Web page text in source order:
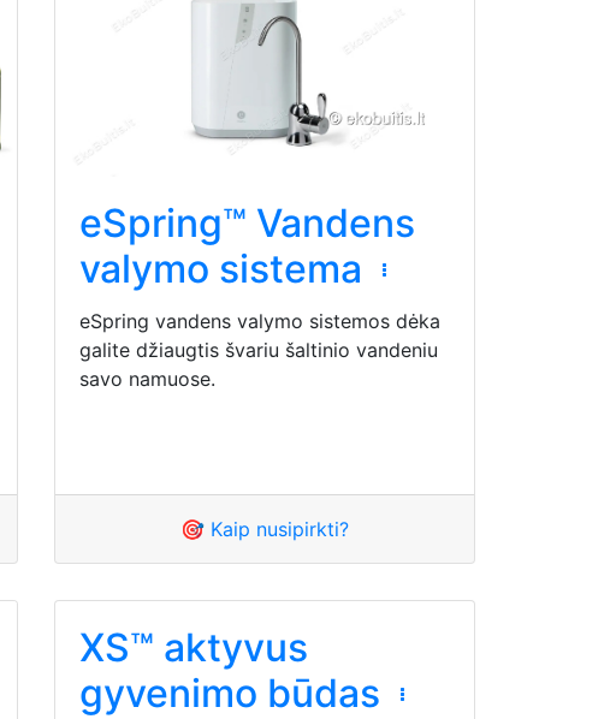
eSpring™ Vandens
valymo sistema
eSpring vandens valymo sistemos dėka
galite džiaugtis švariu šaltinio vandeniu
savo namuose.
🎯 Kaip nusipirkti?
XS™ aktyvus
gyvenimo būdas